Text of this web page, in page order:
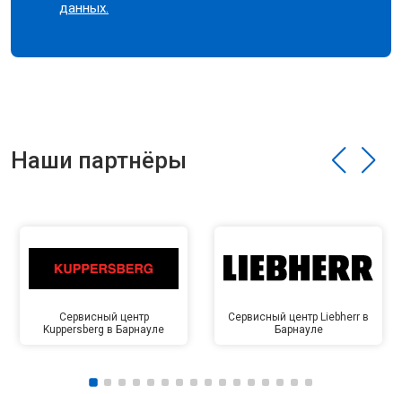
данных.
Наши партнёры
Сервисный центр
Kuppersberg в Барнауле
Сервисный центр Liebherr в
Барнауле